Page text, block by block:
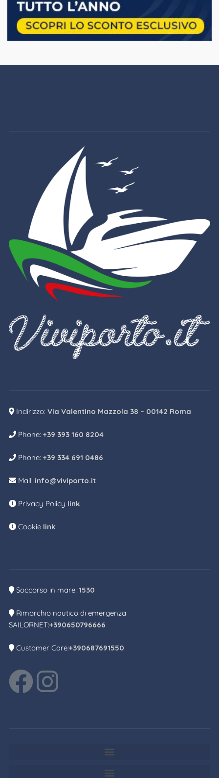
Indirizzo: Via Valentino Mazzola 38 – 00142 Roma
Phone:+39 393 160 8204
Phone:+39 334 691 0486
Mail: info@viviporto.it
Privacy Policy link
Cookie link
Soccorso in mare :1530
Rimorchio nautico di emergenza
SAILORNET:+390650796666
Customer Care:+390687691550